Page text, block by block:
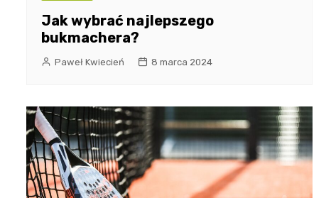
Jak wybrać najlepszego
bukmachera?
Paweł Kwiecień 8 marca 2024